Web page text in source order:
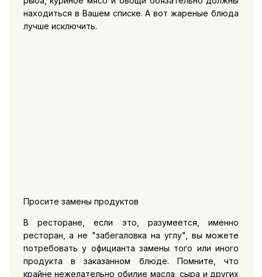
находиться в Вашем списке. А вот жареные блюда
лучше исключить.
Просите замены продуктов
В ресторане, если это, разумеется, именно
ресторан, а не "забегаловка на углу", вы можете
потребовать у официанта замены того или иного
продукта в заказанном блюде. Помните, что
крайне нежелательно обилие масла, сыра и других